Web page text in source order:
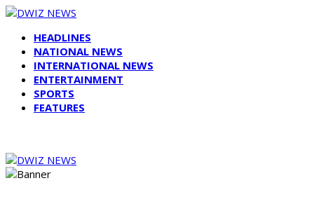
HEADLINES
NATIONAL NEWS
INTERNATIONAL NEWS
ENTERTAINMENT
SPORTS
FEATURES